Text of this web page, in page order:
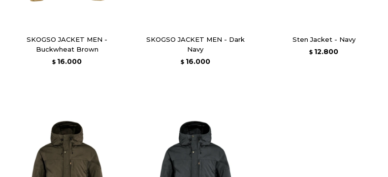
SKOGSO JACKET MEN -
Buckwheat Brown
$ 16.000
SKOGSO JACKET MEN - Dark
Navy
$ 16.000
Sten Jacket - Navy
$ 12.800